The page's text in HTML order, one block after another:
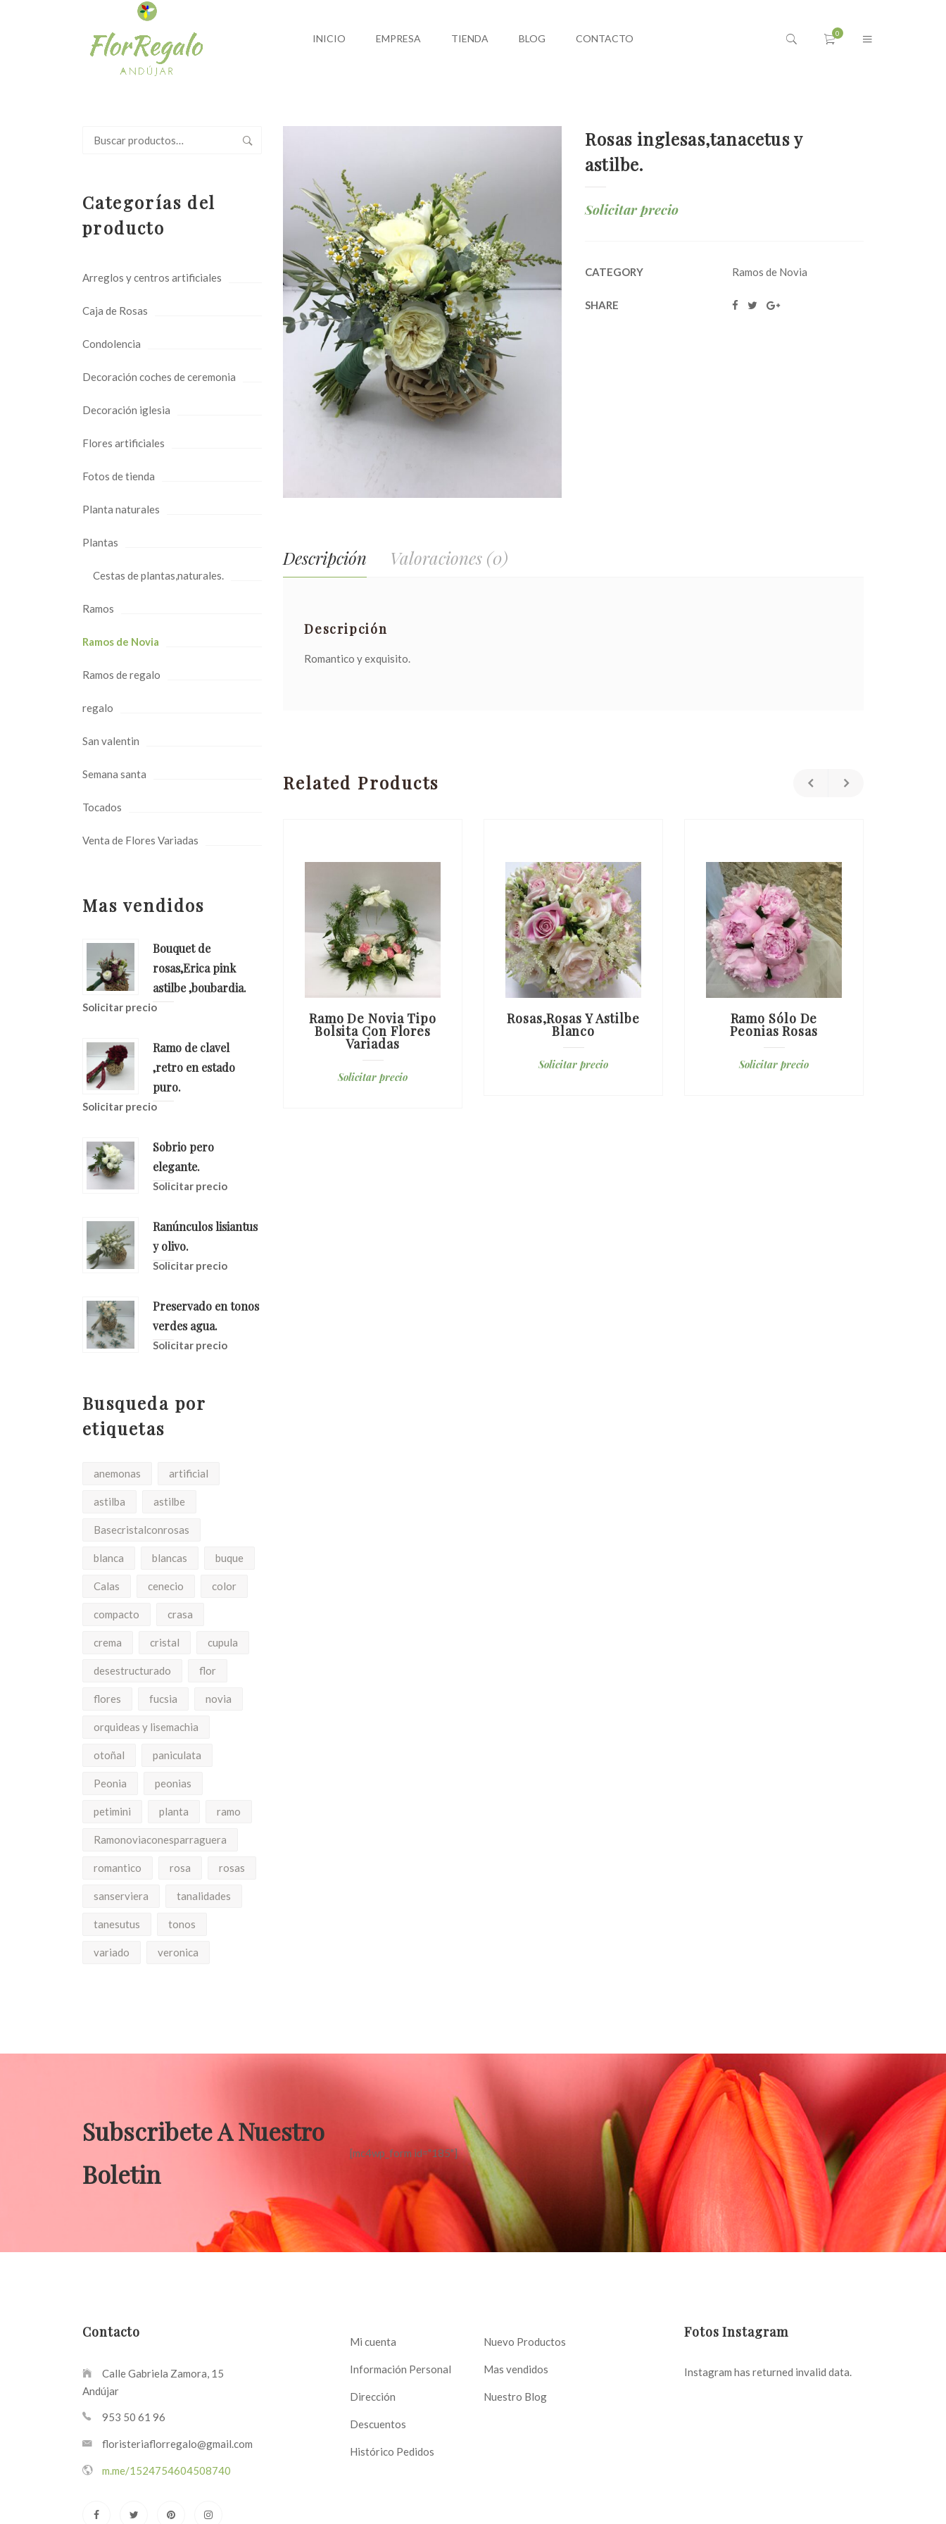
INICIO EMPRESA TIENDA BLOG CONTACTO
Buscar
Categorías del
producto
Arreglos y centros artificiales
Caja de Rosas
Condolencia
Decoración coches de ceremonia
Decoración iglesia
Flores artificiales
Fotos de tienda
Planta naturales
Plantas
Cestas de plantas,naturales.
Ramos
Ramos de Novia
Ramos de regalo
regalo
San valentin
Semana santa
Tocados
Venta de Flores Variadas
Mas vendidos
Bouquet de
rosas,Erica pink
astilbe ,boubardia.
Solicitar precio
Ramo de clavel
,retro en estado
puro.
Solicitar precio
Sobrio pero
elegante.
Solicitar precio
Ranúnculos lisiantus
y olivo.
Solicitar precio
Preservado en tonos
verdes agua.
Solicitar precio
Busqueda por
etiquetas
anemonas artificial
astilba astilbe
Basecristalconrosas
blanca blancas buque
Calas cenecio color
compacto crasa
crema cristal cupula
desestructurado flor
flores fucsia novia
orquideas y lisemachia
otoñal paniculata
Peonia peonias
petimini planta ramo
Ramonoviaconesparraguera
romantico rosa rosas
sanserviera tanalidades
tanesutus tonos
variado veronica
Rosas inglesas,tanacetus y
astilbe.
Solicitar precio
CATEGORY Ramos de Novia
SHARE
Descripción Valoraciones (0)
Descripción
Romantico y exquisito.
Related Products
Ramo De Novia Rosas
Solicitar precio
Ramo De Novia Tipo
Bolsita Con Flores
Variadas
Solicitar precio
Rosas,rosas Y Astilbe
Blanco
Solicitar precio
Ramo Sólo De
Peonias Rosas
Solicitar precio
Subscribete A Nuestro
Boletin
[mc4wp_form id="185"]
Contacto
Calle Gabriela Zamora, 15
Andújar
953 50 61 96
floristeriaflorregalo@gmail.com
m.me/1524754604508740
Mi cuenta
Información Personal
Dirección
Descuentos
Histórico Pedidos
Nuevo Productos
Mas vendidos
Nuestro Blog
Fotos Instagram
Instagram has returned invalid data.